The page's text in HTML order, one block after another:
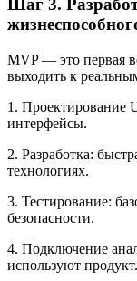
Задача — собрать
спроса, но не
Шаг 3.
MVP — это первая
1. Проектирование
2. Разработка:
3. Тестирование: